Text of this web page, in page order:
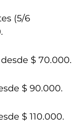
(5/6
$ 70.000.
$ 90.000.
$ 110.000.